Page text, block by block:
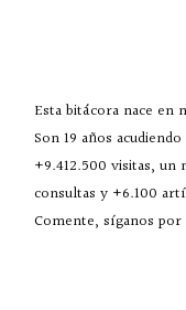
Esta bitácora nace
Son 19 años
+9.412.500 visitas, un
consultas y +6.100
Comente, síganos por